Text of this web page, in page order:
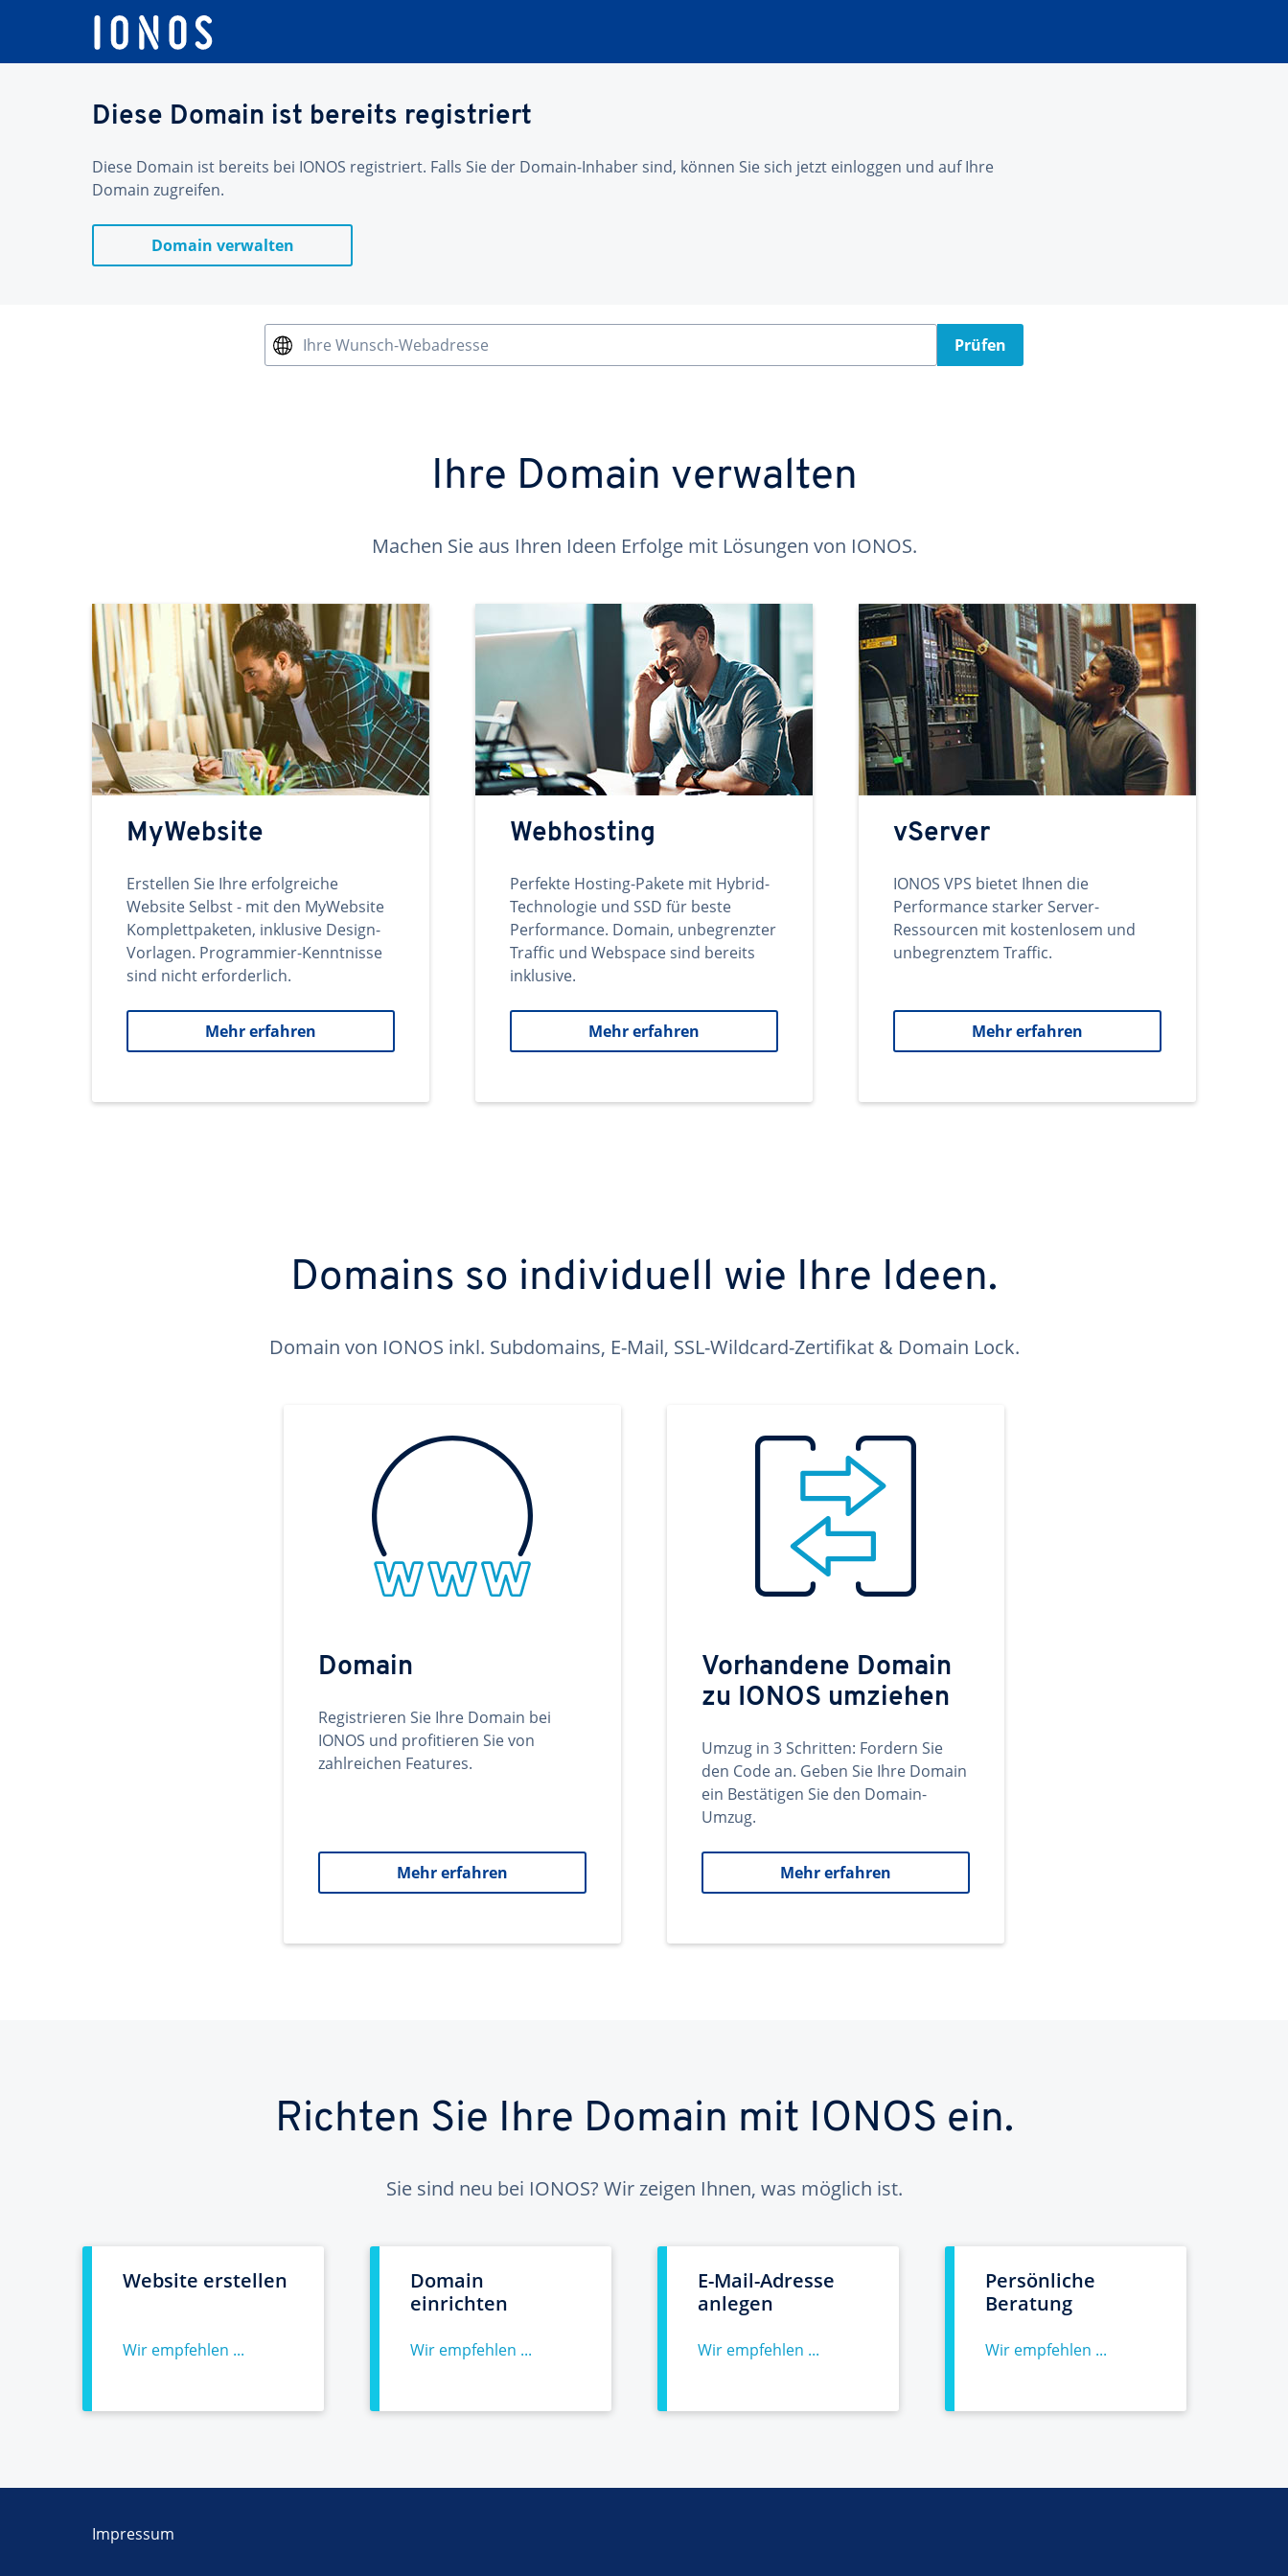
Diese Domain ist bereits registriert
Diese Domain ist bereits bei IONOS registriert. Falls Sie der Domain-Inhaber sind, können Sie sich jetzt einloggen und auf Ihre
Domain zugreifen.
Domain verwalten
Ihre Wunsch-Webadresse Prüfen
Ihre Domain verwalten
Machen Sie aus Ihren Ideen Erfolge mit Lösungen von IONOS.
MyWebsite
Erstellen Sie Ihre erfolgreiche
Website Selbst - mit den MyWebsite
Komplettpaketen, inklusive Design-
Vorlagen. Programmier-Kenntnisse
sind nicht erforderlich.
Mehr erfahren
Webhosting
Perfekte Hosting-Pakete mit Hybrid-
Technologie und SSD für beste
Performance. Domain, unbegrenzter
Traffic und Webspace sind bereits
inklusive.
Mehr erfahren
vServer
IONOS VPS bietet Ihnen die
Performance starker Server-
Ressourcen mit kostenlosem und
unbegrenztem Traffic.
Mehr erfahren
Domains so individuell wie Ihre Ideen.
Domain von IONOS inkl. Subdomains, E-Mail, SSL-Wildcard-Zertifikat & Domain Lock.
Domain
Registrieren Sie Ihre Domain bei
IONOS und profitieren Sie von
zahlreichen Features.
Mehr erfahren
Vorhandene Domain
zu IONOS umziehen
Umzug in 3 Schritten: Fordern Sie
den Code an. Geben Sie Ihre Domain
ein Bestätigen Sie den Domain-
Umzug.
Mehr erfahren
Richten Sie Ihre Domain mit IONOS ein.
Sie sind neu bei IONOS? Wir zeigen Ihnen, was möglich ist.
Website erstellen
Wir empfehlen ...
Domain
einrichten
Wir empfehlen ...
E-Mail-Adresse
anlegen
Wir empfehlen ...
Persönliche
Beratung
Wir empfehlen ...
Impressum